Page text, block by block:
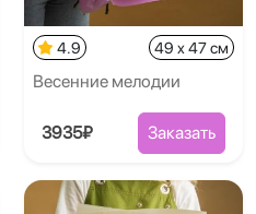
4.9 49 x 47 см
Весенние мелодии
3935₽ Заказать